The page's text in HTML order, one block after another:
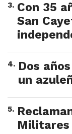
3. Con 35
San
4. Dos
un
5.
Militares